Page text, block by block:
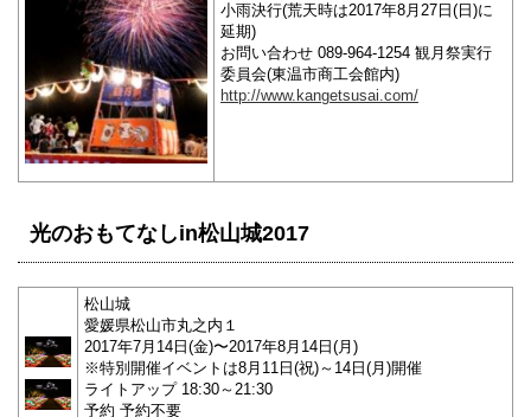
小雨決行(荒天時は2017年8月27日(日)に
延期)
お問い合わせ 089-964-1254 観月祭実行
委員会(東温市商工会館内)
http://www.kangetsusai.com/
光のおもてなしin松山城2017
松山城
愛媛県松山市丸之内１
2017年7月14日(金)〜2017年8月14日(月)
※特別開催イベントは8月11日(祝)～14日(月)開催
ライトアップ 18:30～21:30
予約 予約不要